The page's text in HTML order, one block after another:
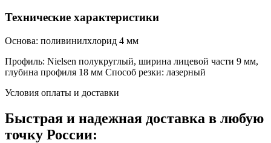
Технические характеристики
Основа: поливинилхлорид 4 мм
Профиль: Nielsen полукруглый, ширина лицевой части 9 мм,
глубина профиля 18 мм Способ резки: лазерный
Условия оплаты и доставки
Быстрая и надежная доставка в любую
точку России: